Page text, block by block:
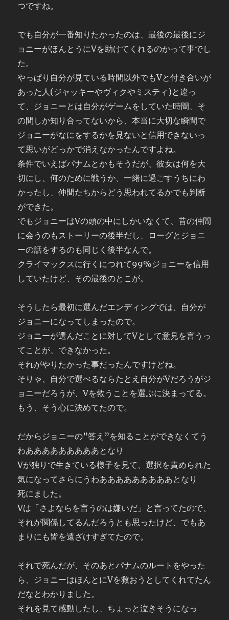
つですね。
でも自分が一番知りたかったのは、最後の最後にジ
ョニーがほんとうにVを助けてくれるのかって事でし
た。
やっぱり自分が見ている時間以外でもVと付き合いが
あった人(ジャッキーやヴィクやミスティ)と違っ
て、ジョニーとは自分がゲームをしていた時間、そ
の間しか知り合ってないから、本当に大切な瞬間で
ジョニーがなにをするかを見ないと信用できないっ
て思いがどっかで消えなかったんですよね。
条件でいえばパナムとかもそうだが、彼女は何を大
切にし、何のために戦うか、一緒に過ごすうちにわ
かったし、仲間たちからどう思われてるかでも判断
ができた。
でもジョニーはVの頭の中にしかいなくて、昔の仲間
に会うのもストーリーの後半だし、ローグとジョニ
ーの話をするのも同じく後半なんで。
クライマックスに行くにつれて99%ジョニーを信用
していたけど、その最後のとこが。
そうしたら最初に選んだエンディングでは、自分が
ジョニーになってしまったので。
ジョニーが選んだことに対してVとして意見を言うっ
てことが、できなかった。
それがやりたかった事だったんですけどね。
そりゃ、自分で選べるならたとえ自分がVだろうがジ
ョニーだろうが、Vを救うことを選ぶに決まってる。
もう、そう心に決めてたので。
だからジョニーの”答え”を知ることができなくてう
わあああああああああとなり
Vが独りで生きている様子を見て、選択を責められた
気になってさらにうわあああああああああとなり
死にました。
Vは「さよならを言うのは嫌いだ」と言ってたので、
それが関係してるんだろうとも思ったけど、でもあ
まりにも皆を遠ざけすぎてたので。
それで死んだが、そのあとパナムのルートをやった
ら、ジョニーはほんとにVを救おうとしてくれてたん
だなとわかりました。
それを見て感動したし、ちょっと泣きそうになっ